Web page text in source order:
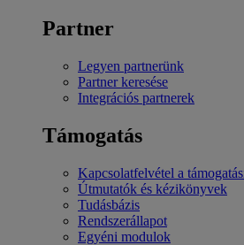
Partner
Legyen partnerünk
Partner keresése
Integrációs partnerek
Támogatás
Kapcsolatfelvétel a
Útmutatók és kézikönyvek
Tudásbázis
Rendszerállapot
Egyéni modulok